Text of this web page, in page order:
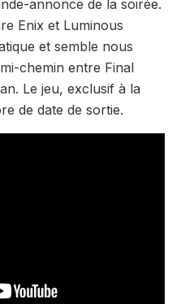
annonce de la soirée.
Enix et Luminous
et semble nous
chemin entre Final
Le jeu, exclusif à la
de date de sortie.